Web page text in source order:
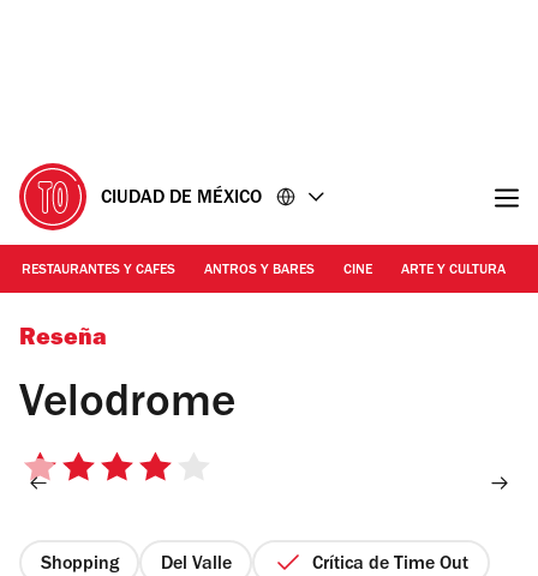
CIUDAD DE MÉXICO
RESTAURANTES Y CAFES ANTROS Y BARES CINE ARTE Y CULTURA
Foto: Ariadna Hernández
Reseña
Velodrome
4
estrellas
Shopping Del Valle Crítica de Time Out